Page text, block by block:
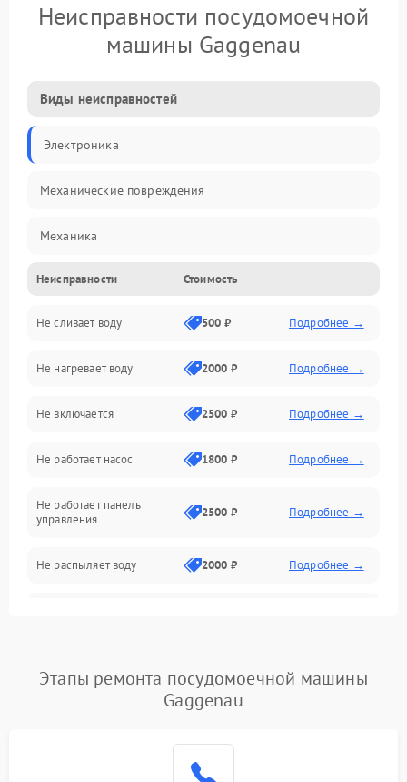
Неисправности посудомоечной
машины Gaggenau
Виды неисправностей
Электроника
Механические повреждения
Механика
Управление
Электропитание
Датчики
Нагрев
Вода
Гигиена
Программное обеспечение
Неисправности Стоимость
Не сливает воду 500 ₽ Подробнее →
Не нагревает воду 2000 ₽ Подробнее →
Не включается 2500 ₽ Подробнее →
Не работает насос 1800 ₽ Подробнее →
Не работает панель
управления
2500 ₽ Подробнее →
Не распыляет воду 2000 ₽ Подробнее →
Проблемы с набором
воды
1800 ₽ Подробнее →
1700 ₽
Этапы ремонта посудомоечной машины
Gaggenau